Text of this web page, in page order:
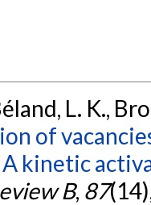
L. K.,
of
kinetic
B, 87